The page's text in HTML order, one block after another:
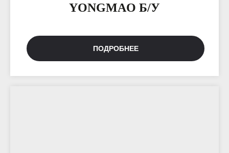
YONGMAO Б/У
ПОДРОБНЕЕ